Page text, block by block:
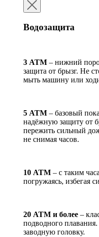
Водозащита
3 АТМ – нижний
защита от брызг. Не
мыть машину или
5 АТМ – базовый
надёжную защиту от
пережить сильный
не снимая часов.
10 АТМ – с таким
погружаясь, избегая
20 АТМ и более –
подводного
заводную головку.